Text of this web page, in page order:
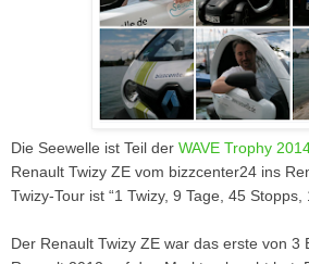
Die Seewelle ist Teil der WAVE Trophy
Renault Twizy ZE vom bizzcenter24 ins
Twizy-Tour ist “1 Twizy, 9 Tage, 45
Der Renault Twizy ZE war das erste von 3